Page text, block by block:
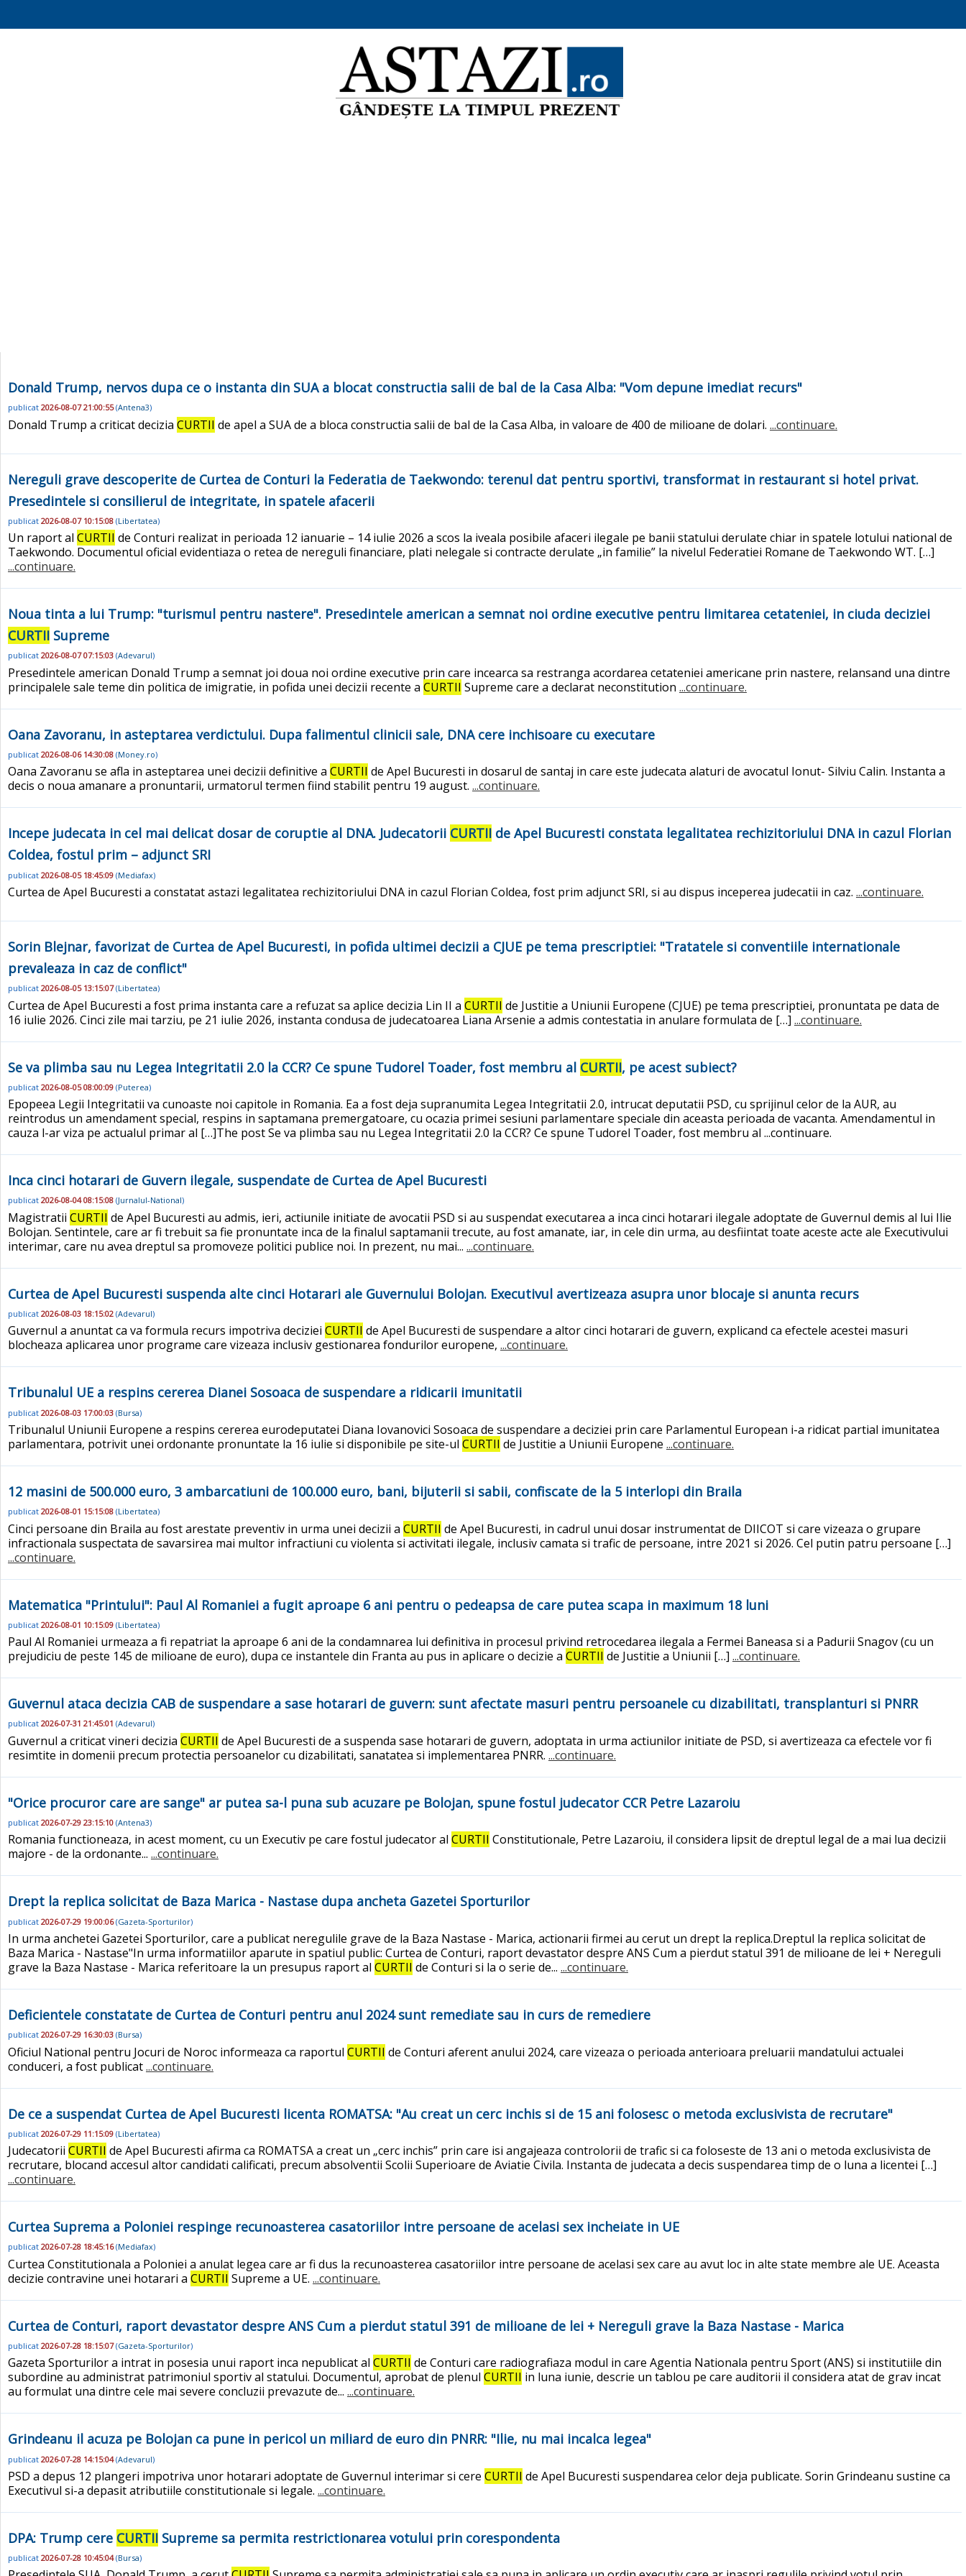
Donald Trump, nervos dupa ce o instanta din SUA a blocat constructia salii de bal de la Casa Alba: "Vom depune imediat recurs"
publicat 2026-08-07 21:00:55(Antena3)
Donald Trump a criticat decizia CURTII de apel a SUA de a bloca constructia salii de bal de la Casa Alba, in valoare de 400 de milioane de dolari. ...continuare.
Nereguli grave descoperite de Curtea de Conturi la Federatia de Taekwondo: terenul dat pentru sportivi, transformat in restaurant si hotel privat.
Presedintele si consilierul de integritate, in spatele afacerii
publicat 2026-08-07 10:15:08 (Libertatea)
Un raport al CURTII de Conturi realizat in perioada 12 ianuarie – 14 iulie 2026 a scos la iveala posibile afaceri ilegale pe banii statului derulate chiar in spatele lotului national de
Taekwondo. Documentul oficial evidentiaza o retea de nereguli financiare, plati nelegale si contracte derulate „in familie” la nivelul Federatiei Romane de Taekwondo WT. […]
...continuare.
Noua tinta a lui Trump: "turismul pentru nastere". Presedintele american a semnat noi ordine executive pentru limitarea cetateniei, in ciuda deciziei
CURTII Supreme
publicat 2026-08-07 07:15:03 (Adevarul)
Presedintele american Donald Trump a semnat joi doua noi ordine executive prin care incearca sa restranga acordarea cetateniei americane prin nastere, relansand una dintre
principalele sale teme din politica de imigratie, in pofida unei decizii recente a CURTII Supreme care a declarat neconstitution ...continuare.
Oana Zavoranu, in asteptarea verdictului. Dupa falimentul clinicii sale, DNA cere inchisoare cu executare
publicat 2026-08-06 14:30:08 (Money.ro)
Oana Zavoranu se afla in asteptarea unei decizii definitive a CURTII de Apel Bucuresti in dosarul de santaj in care este judecata alaturi de avocatul Ionut- Silviu Calin. Instanta a
decis o noua amanare a pronuntarii, urmatorul termen fiind stabilit pentru 19 august. ...continuare.
Incepe judecata in cel mai delicat dosar de coruptie al DNA. Judecatorii CURTII de Apel Bucuresti constata legalitatea rechizitoriului DNA in cazul Florian
Coldea, fostul prim – adjunct SRI
publicat 2026-08-05 18:45:09 (Mediafax)
Curtea de Apel Bucuresti a constatat astazi legalitatea rechizitoriului DNA in cazul Florian Coldea, fost prim adjunct SRI, si au dispus inceperea judecatii in caz. ...continuare.
Sorin Blejnar, favorizat de Curtea de Apel Bucuresti, in pofida ultimei decizii a CJUE pe tema prescriptiei: "Tratatele si conventiile internationale
prevaleaza in caz de conflict"
publicat 2026-08-05 13:15:07(Libertatea)
Curtea de Apel Bucuresti a fost prima instanta care a refuzat sa aplice decizia Lin II a CURTII de Justitie a Uniunii Europene (CJUE) pe tema prescriptiei, pronuntata pe data de
16 iulie 2026. Cinci zile mai tarziu, pe 21 iulie 2026, instanta condusa de judecatoarea Liana Arsenie a admis contestatia in anulare formulata de […] ...continuare.
Se va plimba sau nu Legea Integritatii 2.0 la CCR? Ce spune Tudorel Toader, fost membru al CURTII, pe acest subiect?
publicat 2026-08-05 08:00:09 (Puterea)
Epopeea Legii Integritatii va cunoaste noi capitole in Romania. Ea a fost deja supranumita Legea Integritatii 2.0, intrucat deputatii PSD, cu sprijinul celor de la AUR, au
reintrodus un amendament special, respins in saptamana premergatoare, cu ocazia primei sesiuni parlamentare speciale din aceasta perioada de vacanta. Amendamentul in
cauza l-ar viza pe actualul primar al […]The post Se va plimba sau nu Legea Integritatii 2.0 la CCR? Ce spune Tudorel Toader, fost membru al ...continuare.
Inca cinci hotarari de Guvern ilegale, suspendate de Curtea de Apel Bucuresti
publicat 2026-08-04 08:15:08 (Jurnalul-National)
Magistratii CURTII de Apel Bucuresti au admis, ieri, actiunile initiate de avocatii PSD si au suspendat executarea a inca cinci hotarari ilegale adoptate de Guvernul demis al lui Ilie
Bolojan. Sentintele, care ar fi trebuit sa fie pronuntate inca de la finalul saptamanii trecute, au fost amanate, iar, in cele din urma, au desfiintat toate aceste acte ale Executivului
interimar, care nu avea dreptul sa promoveze politici publice noi. In prezent, nu mai... ...continuare.
Curtea de Apel Bucuresti suspenda alte cinci Hotarari ale Guvernului Bolojan. Executivul avertizeaza asupra unor blocaje si anunta recurs
publicat 2026-08-03 18:15:02 (Adevarul)
Guvernul a anuntat ca va formula recurs impotriva deciziei CURTII de Apel Bucuresti de suspendare a altor cinci hotarari de guvern, explicand ca efectele acestei masuri
blocheaza aplicarea unor programe care vizeaza inclusiv gestionarea fondurilor europene, ...continuare.
Tribunalul UE a respins cererea Dianei Sosoaca de suspendare a ridicarii imunitatii
publicat 2026-08-03 17:00:03 (Bursa)
Tribunalul Uniunii Europene a respins cererea eurodeputatei Diana Iovanovici Sosoaca de suspendare a deciziei prin care Parlamentul European i-a ridicat partial imunitatea
parlamentara, potrivit unei ordonante pronuntate la 16 iulie si disponibile pe site-ul CURTII de Justitie a Uniunii Europene ...continuare.
12 masini de 500.000 euro, 3 ambarcatiuni de 100.000 euro, bani, bijuterii si sabii, confiscate de la 5 interlopi din Braila
publicat 2026-08-01 15:15:08 (Libertatea)
Cinci persoane din Braila au fost arestate preventiv in urma unei decizii a CURTII de Apel Bucuresti, in cadrul unui dosar instrumentat de DIICOT si care vizeaza o grupare
infractionala suspectata de savarsirea mai multor infractiuni cu violenta si activitati ilegale, inclusiv camata si trafic de persoane, intre 2021 si 2026. Cel putin patru persoane […]
...continuare.
Matematica "Printului": Paul Al Romaniei a fugit aproape 6 ani pentru o pedeapsa de care putea scapa in maximum 18 luni
publicat 2026-08-01 10:15:09 (Libertatea)
Paul Al Romaniei urmeaza a fi repatriat la aproape 6 ani de la condamnarea lui definitiva in procesul privind retrocedarea ilegala a Fermei Baneasa si a Padurii Snagov (cu un
prejudiciu de peste 145 de milioane de euro), dupa ce instantele din Franta au pus in aplicare o decizie a CURTII de Justitie a Uniunii […] ...continuare.
Guvernul ataca decizia CAB de suspendare a sase hotarari de guvern: sunt afectate masuri pentru persoanele cu dizabilitati, transplanturi si PNRR
publicat 2026-07-31 21:45:01 (Adevarul)
Guvernul a criticat vineri decizia CURTII de Apel Bucuresti de a suspenda sase hotarari de guvern, adoptata in urma actiunilor initiate de PSD, si avertizeaza ca efectele vor fi
resimtite in domenii precum protectia persoanelor cu dizabilitati, sanatatea si implementarea PNRR. ...continuare.
"Orice procuror care are sange" ar putea sa-l puna sub acuzare pe Bolojan, spune fostul judecator CCR Petre Lazaroiu
publicat 2026-07-29 23:15:10 (Antena3)
Romania functioneaza, in acest moment, cu un Executiv pe care fostul judecator al CURTII Constitutionale, Petre Lazaroiu, il considera lipsit de dreptul legal de a mai lua decizii
majore - de la ordonante... ...continuare.
Drept la replica solicitat de Baza Marica - Nastase dupa ancheta Gazetei Sporturilor
publicat 2026-07-29 19:00:06(Gazeta-Sporturilor)
In urma anchetei Gazetei Sporturilor, care a publicat neregulile grave de la Baza Nastase - Marica, actionarii firmei au cerut un drept la replica.Dreptul la replica solicitat de
Baza Marica - Nastase"In urma informatiilor aparute in spatiul public: Curtea de Conturi, raport devastator despre ANS Cum a pierdut statul 391 de milioane de lei + Nereguli
grave la Baza Nastase - Marica referitoare la un presupus raport al CURTII de Conturi si la o serie de... ...continuare.
Deficientele constatate de Curtea de Conturi pentru anul 2024 sunt remediate sau in curs de remediere
publicat 2026-07-29 16:30:03 (Bursa)
Oficiul National pentru Jocuri de Noroc informeaza ca raportul CURTII de Conturi aferent anului 2024, care vizeaza o perioada anterioara preluarii mandatului actualei
conduceri, a fost publicat...continuare.
De ce a suspendat Curtea de Apel Bucuresti licenta ROMATSA: "Au creat un cerc inchis si de 15 ani folosesc o metoda exclusivista de recrutare"
publicat 2026-07-29 11:15:09 (Libertatea)
Judecatorii CURTII de Apel Bucuresti afirma ca ROMATSA a creat un „cerc inchis” prin care isi angajeaza controlorii de trafic si ca foloseste de 13 ani o metoda exclusivista de
recrutare, blocand accesul altor candidati calificati, precum absolventii Scolii Superioare de Aviatie Civila. Instanta de judecata a decis suspendarea timp de o luna a licentei […]
...continuare.
Curtea Suprema a Poloniei respinge recunoasterea casatoriilor intre persoane de acelasi sex incheiate in UE
publicat 2026-07-28 18:45:16(Mediafax)
Curtea Constitutionala a Poloniei a anulat legea care ar fi dus la recunoasterea casatoriilor intre persoane de acelasi sex care au avut loc in alte state membre ale UE. Aceasta
decizie contravine unei hotarari a CURTII Supreme a UE. ...continuare.
Curtea de Conturi, raport devastator despre ANS Cum a pierdut statul 391 de milioane de lei + Nereguli grave la Baza Nastase - Marica
publicat 2026-07-28 18:15:07(Gazeta-Sporturilor)
Gazeta Sporturilor a intrat in posesia unui raport inca nepublicat al CURTII de Conturi care radiografiaza modul in care Agentia Nationala pentru Sport (ANS) si institutiile din
subordine au administrat patrimoniul sportiv al statului. Documentul, aprobat de plenul CURTII in luna iunie, descrie un tablou pe care auditorii il considera atat de grav incat
au formulat una dintre cele mai severe concluzii prevazute de... ...continuare.
Grindeanu il acuza pe Bolojan ca pune in pericol un miliard de euro din PNRR: "Ilie, nu mai incalca legea"
publicat 2026-07-28 14:15:04(Adevarul)
PSD a depus 12 plangeri impotriva unor hotarari adoptate de Guvernul interimar si cere CURTII de Apel Bucuresti suspendarea celor deja publicate. Sorin Grindeanu sustine ca
Executivul si-a depasit atributiile constitutionale si legale. ...continuare.
DPA: Trump cere CURTII Supreme sa permita restrictionarea votului prin corespondenta
publicat 2026-07-28 10:45:04(Bursa)